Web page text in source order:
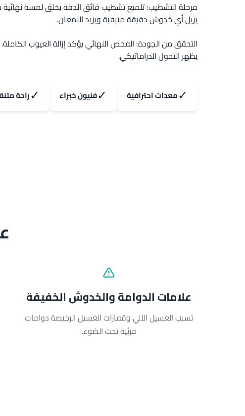
مرحلة التشطيب: تلميع تشطيب فائق الدقة يخلق لمسة نهائية
يزيل أي خدوش دقيقة متبقية ويزيد اللمعان.
التحقق من الجودة: الفحص النهائي يؤكد إزالة العيوب
يظهر التحول الدراماتيكي.
✓معدات احترافية ✓فنيون خبراء ✓راحة
علامات الدوامة والخدوش الخفيفة
تسبب الغسيل الآلي وقفازات الغسيل الرخيصة دوامات
مرئية تحت الضوء.